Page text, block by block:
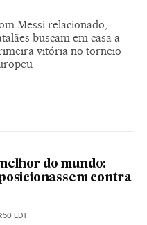
Messi relacionado,
buscam em casa a
vitória no torneio
do mundo:
contra
EDT